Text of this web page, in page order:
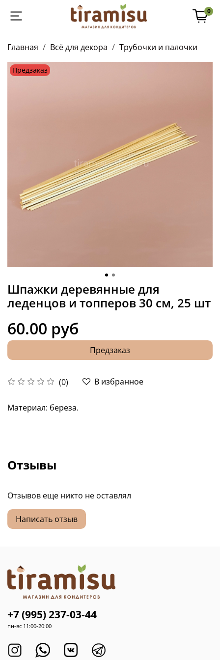
0
Главная Всё для декора Трубочки и палочки
Предзаказ
Шпажки деревянные для
леденцов и топперов 30 см, 25 шт
(0) В избранное
60.00 руб
Предзаказ
Материал: береза.
Отзывы
Отзывов еще никто не оставлял
Написать отзыв
+7 (995) 237-03-44
пн-вс 11:00-20:00